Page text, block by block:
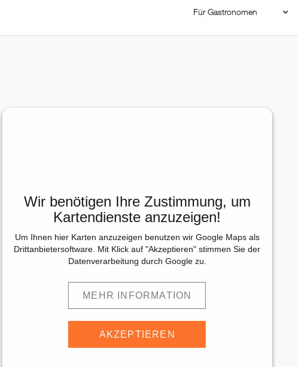
Für Gastronomen
Wir benötigen Ihre Zustimmung, um
Kartendienste anzuzeigen!
Um Ihnen hier Karten anzuzeigen benutzen wir Google Maps als
Drittanbietersoftware. Mit Klick auf "Akzeptieren" stimmen Sie der
Datenverarbeitung durch Google zu.
MEHR INFORMATION
AKZEPTIEREN